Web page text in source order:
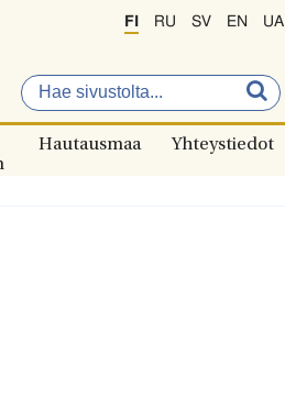
FI RU SV EN UA
Hautausmaa Yhteystiedot